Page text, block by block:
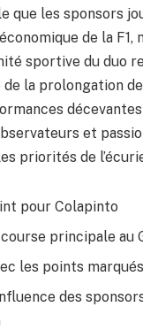
que les sponsors
de la F1,
sportive du duo
de la prolongation
et
priorités de
pour Colapinto
principale au
les points
des